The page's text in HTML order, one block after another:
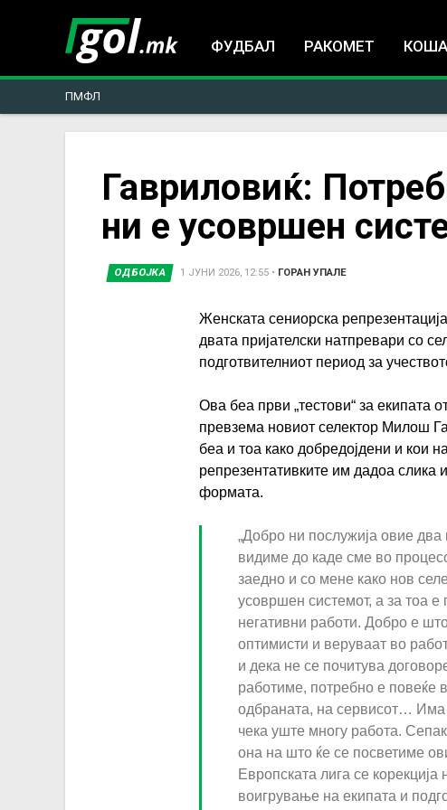
ФУДБАЛ РАКОМЕТ
ПМФЛ
here
Гавриловиќ:
ни е усовршен
ОДБОЈКА 1 ЈУНИ 2026, 12:55• ГОРАН УПАЛЕ
Женската сениорска
двата пријателски натпревари со
подготвителниот период за
Ова беа први „тестови“ за екипата
превзема новиот селектор Милош
беа и тоа како добредојдени и кои
репрезентативките им дадоа слика
формата.
„Добро ни послужија овие два
видиме до каде сме во
заедно и со мене како нов
усовршен системот, а за тоа
негативни работи. Добро е
оптимисти и веруваат во
и дека не се почитува
работиме, потребно е повеќе
одбраната, на сервисот… Има
чека уште многу работа.
она на што ќе се посветиме
Европската лига се
воигрување на екипата и